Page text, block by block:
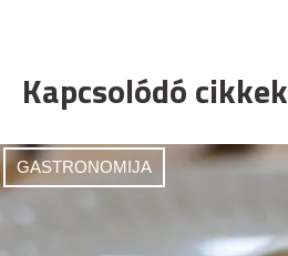
Kapcsolódó cikkek
GASTRONOMIJA